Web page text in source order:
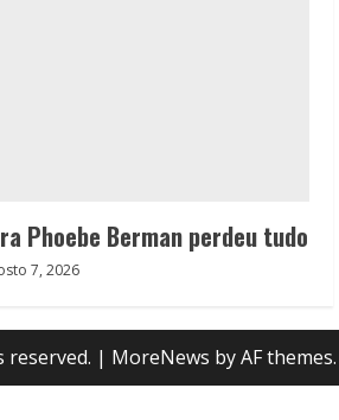
Phoebe Berman perdeu tudo
7, 2026
| MoreNews by AF themes.